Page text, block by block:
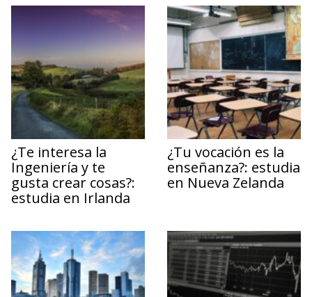
¿Te interesa la
Ingeniería y te
gusta crear cosas?:
estudia en Irlanda
¿Tu vocación es la
enseñanza?: estudia
en Nueva Zelanda